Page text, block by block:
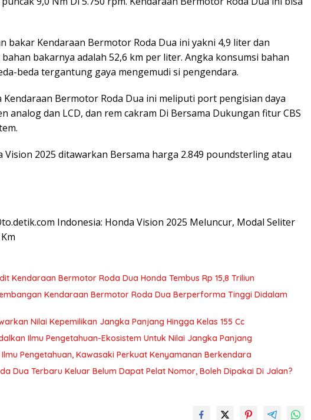
bakar Kendaraan Bermotor Roda Dua ini yakni 4,9 liter dan
bakarnya adalah 52,6 km per liter. Angka konsumsi bahan
beda tergantung gaya mengemudi si pengendara.
Bermotor Roda Dua ini meliputi port pengisian daya
analog dan LCD, dan rem cakram Di Bersama Dukungan fitur CBS
Vision 2025 ditawarkan Bersama harga 2.849 poundsterling atau
Indonesia: Honda Vision 2025 Meluncur, Modal Seliter
Kendaraan Bermotor Roda Dua Honda Tembus Rp 15,8 Triliun
Kendaraan Bermotor Roda Dua Berperforma Tinggi Didalam
Nilai Kepemilikan Jangka Panjang Hingga Kelas 155 Cc
Ilmu Pengetahuan-Ekosistem Untuk Nilai Jangka Panjang
Pengetahuan, Kawasaki Perkuat Kenyamanan Berkendara
Dua Terbaru Keluar Belum Dapat Pelat Nomor, Boleh Dipakai Di Jalan?